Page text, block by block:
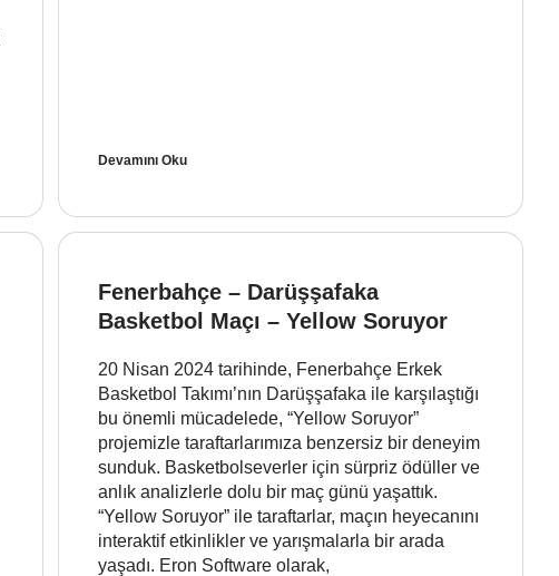
Devamını Oku
Fenerbahçe – Darüşşafaka
Basketbol Maçı – Yellow Soruyor
20 Nisan 2024 tarihinde, Fenerbahçe Erkek
Basketbol Takımı’nın Darüşşafaka ile karşılaştığı
bu önemli mücadelede, “Yellow Soruyor”
projemizle taraftarlarımıza benzersiz bir deneyim
sunduk. Basketbolseverler için sürpriz ödüller ve
anlık analizlerle dolu bir maç günü yaşattık.
“Yellow Soruyor” ile taraftarlar, maçın heyecanını
interaktif etkinlikler ve yarışmalarla bir arada
yaşadı. Eron Software olarak,